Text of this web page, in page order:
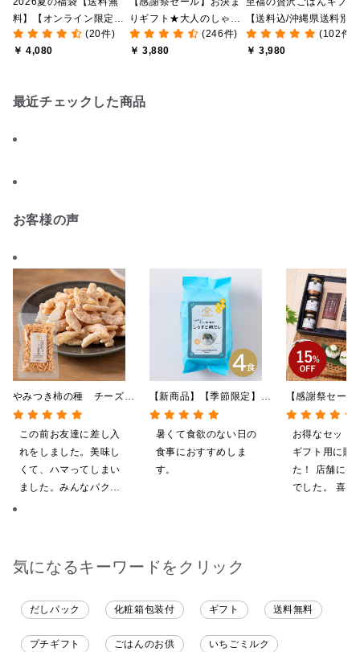
料】【オンライン限定】
【ポイントキャンペーン
実施中】【のし・ラッピ
(20件)
￥ 4,080
りギフト★大人のしゃけ
しゃけめんたい入り【送
料込/沖縄県送料別途】
(246件)
￥ 3,880
【送料込/沖縄県送料別
途】【化粧箱包装付/オン
ライン限定】
(102件)
￥ 3,980
最近チェックした商品
お客様の声
やみつき柿の種 チーズと
黒胡椒 85g
この前お友達に差し入
れをしました。美味し
くて、ハマってしまい
ました。みんなパクパ
【新商品】【季節限定】冷
やしだし茶漬け しらすと
鯛だし 4食
暑くて食欲のない日の
食事におすすめしま
す。
【感謝祭セー
贅沢ごはんギフ
料/沖縄県送料
粧箱包装付/オ
定】
お得なセット
ギフト用に購
た！ 店舗には
でした。 喜ん
気になるキーワードをクリック
だしパック 化粧箱包装付 ギフト 送料無料
プチギフト ごはんのお供 いちごミルク